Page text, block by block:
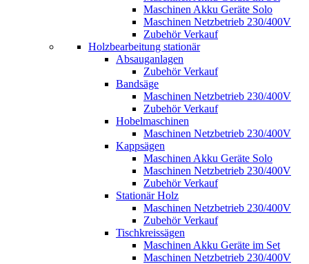
Maschinen Akku Geräte Solo
Maschinen Netzbetrieb 230/400V
Zubehör Verkauf
Holzbearbeitung stationär
Absauganlagen
Zubehör Verkauf
Bandsäge
Maschinen Netzbetrieb 230/400V
Zubehör Verkauf
Hobelmaschinen
Maschinen Netzbetrieb 230/400V
Kappsägen
Maschinen Akku Geräte Solo
Maschinen Netzbetrieb 230/400V
Zubehör Verkauf
Stationär Holz
Maschinen Netzbetrieb 230/400V
Zubehör Verkauf
Tischkreissägen
Maschinen Akku Geräte im Set
Maschinen Netzbetrieb 230/400V